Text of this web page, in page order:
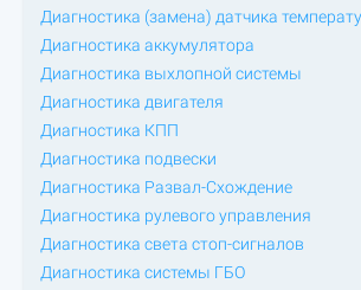
Диагностика (замена) датчика
Диагностика аккумулятора
Диагностика выхлопной системы
Диагностика двигателя
Диагностика КПП
Диагностика подвески
Диагностика Развал-Схождение
Диагностика рулевого управления
Диагностика света стоп-сигналов
Диагностика системы ГБО